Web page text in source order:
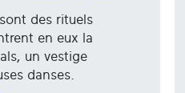
des rituels
en eux la
un vestige
danses.